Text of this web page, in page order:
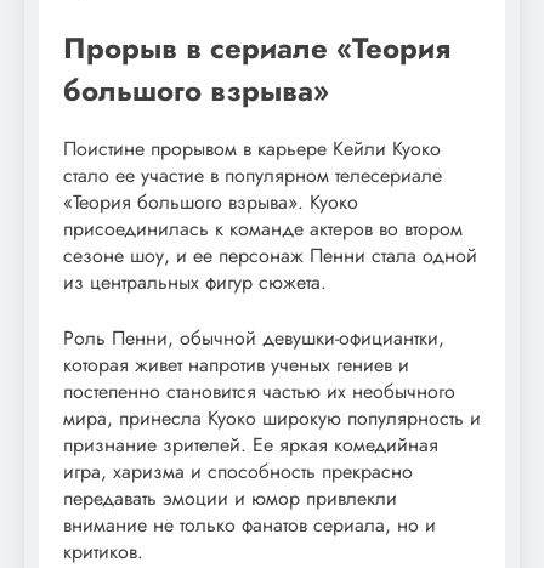
Прорыв в сериале «Теория
большого взрыва»
Поистине прорывом в карьере Кейли Куоко
стало ее участие в популярном телесериале
«Теория большого взрыва». Куоко
присоединилась к команде актеров во втором
сезоне шоу, и ее персонаж Пенни стала одной
из центральных фигур сюжета.
Роль Пенни, обычной девушки-официантки,
которая живет напротив ученых гениев и
постепенно становится частью их необычного
мира, принесла Куоко широкую популярность и
признание зрителей. Ее яркая комедийная
игра, харизма и способность прекрасно
передавать эмоции и юмор привлекли
внимание не только фанатов сериала, но и
критиков.